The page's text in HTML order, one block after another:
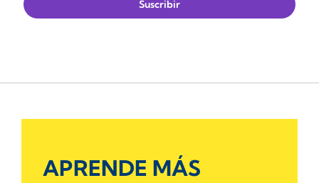
APRENDE MÁS